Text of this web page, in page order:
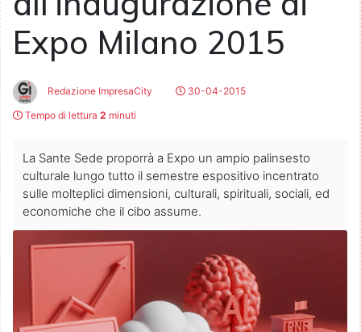
Expo Milano 2015
Redazione ImpresaCity
30-04-2015
Tempo di lettura 2 minuti
La Sante Sede proporrà a Expo un ampio palinsesto
culturale lungo tutto il semestre espositivo incentrato
sulle molteplici dimensioni, culturali, spirituali, sociali, ed
economiche che il cibo assume.